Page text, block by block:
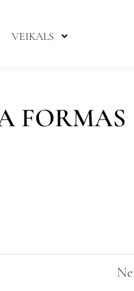
VEIKALS
FORMAS